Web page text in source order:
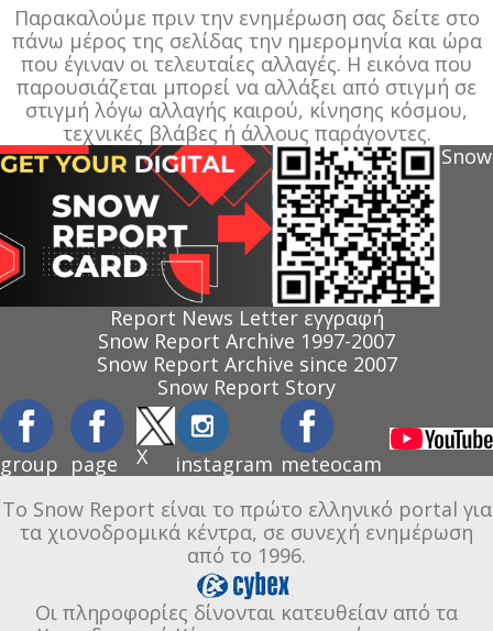
Παρακαλούμε πριν την ενημέρωση σας δείτε στο
πάνω μέρος της σελίδας την ημερομηνία και ώρα
που έγιναν οι τελευταίες αλλαγές. Η εικόνα που
παρουσιάζεται μπορεί να αλλάξει από στιγμή σε
στιγμή λόγω αλλαγής καιρού, κίνησης κόσμου,
τεχνικές βλάβες ή άλλους παράγοντες.
Snow
Report News Letter εγγραφή
Snow Report Archive 1997-2007
Snow Report Archive since 2007
Snow Report Story
group page X instagram meteocam
Το Snow Report είναι το πρώτο ελληνικό portal για
τα χιονοδρομικά κέντρα, σε συνεχή ενημέρωση
από το 1996.
Οι πληροφορίες δίνονται κατευθείαν από τα